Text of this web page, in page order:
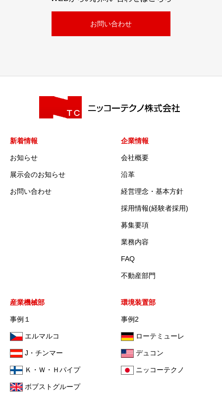
お問い合わせ
新着情報
お知らせ
展示会のお知らせ
お問い合わせ
企業情報
会社概要
沿革
経営理念・基本方針
採用情報(経験者採用)
募集要項
業務内容
FAQ
不動産部門
産業機械部
事例１
エルマルコ
J・チンマー
Ｋ・Ｗ・Ｈパイプ
ボブストグループ
環境装置部
事例2
ローテミューレ
デュコン
ニッコーテクノ